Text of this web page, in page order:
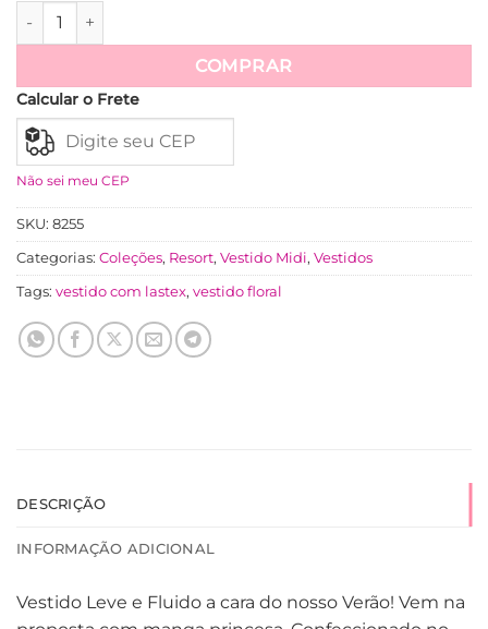
Ver mais
Vestido com Lastex e Manga Princesa Camila - Rosa
COMPRAR
Calcular o Frete
Não sei meu CEP
SKU: 8255
Categorias: Coleções, Resort, Vestido Midi, Vestidos
Tags: vestido com lastex, vestido floral
DESCRIÇÃO
INFORMAÇÃO ADICIONAL
Vestido Leve e Fluido a cara do nosso Verão! Vem na